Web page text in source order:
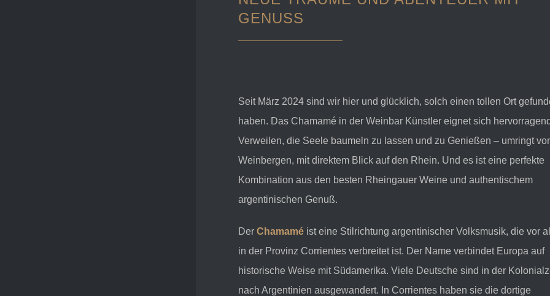
GENUSS
Seit März 2024 sind wir hier und glücklich, solch einen tollen Ort
haben. Das Chamamé in der Weinbar Künstler eignet sich
Verweilen, die Seele baumeln zu lassen und zu Genießen – umringt
Weinbergen, mit direktem Blick auf den Rhein. Und es ist eine perfekte
Kombination aus den besten Rheingauer Weine und authentischem
argentinischen Genuß.
DerChamamé ist eine Stilrichtung argentinischer Volksmusik, die vor
in der Provinz Corrientes verbreitet ist. Der Name verbindet Europa auf
historische Weise mit Südamerika. Viele Deutsche sind in der
nach Argentinien ausgewandert. In Corrientes haben sie die dortige